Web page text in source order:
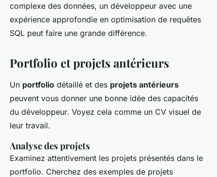
complexe des données, un développeur avec une
expérience approfondie en optimisation de requêtes
SQL peut faire une grande différence.
Portfolio et projets antérieurs
Un portfolio détaillé et des projets antérieurs
peuvent vous donner une bonne idée des capacités
du développeur. Voyez cela comme un CV visuel de
leur travail.
Analyse des projets
Examinez attentivement les projets présentés dans le
portfolio. Cherchez des exemples de projets